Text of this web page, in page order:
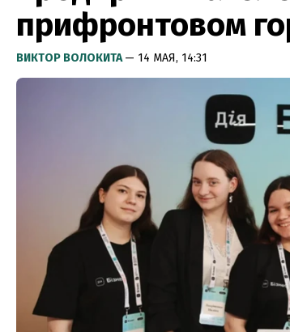
прифронтовом
ВИКТОР ВОЛОКИТА— 14 МАЯ, 14:31